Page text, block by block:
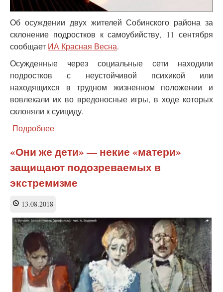
Об осуждении двух жителей Собинского района за
склонение подростков к самоубийству, 11 сентября
сообщает ИА Красная Весна.
Осужденные через социальные сети находили
подростков с неустойчивой психикой или
находящихся в трудном жизненном положении и
вовлекали их во вредоносные игры, в ходе которых
склоняли к суициду.
Подробнее
еще
двое
кураторов
«групп
«Они же дети» — некие «матери»
защищают подозреваемых в
экстремизме
13.08.2018